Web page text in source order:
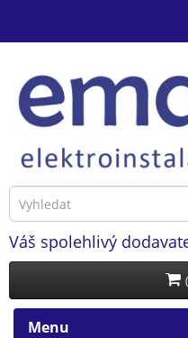
Váš spolehlivý
Menu